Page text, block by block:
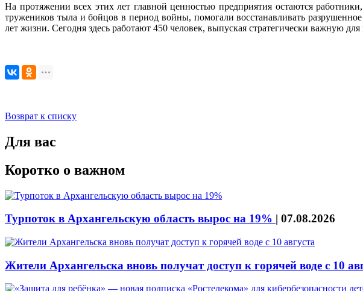
На протяжении всех этих лет главной ценностью предприятия остаются
тружеников тыла и бойцов в период войны, помогали восстанавливать
лет жизни. Сегодня здесь работают 450 человек, выпуская стратегически важную
Возврат к списку
Для вас
Коротко о важном
Турпоток в Архангельскую область вырос на 19% | 07.08.2026
Жители Архангельска вновь получат доступ к горячей воде с 10